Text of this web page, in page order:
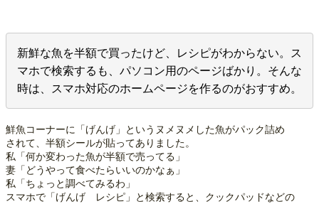
新鮮な魚を半額で買ったけど、レシピがわからない。ス
マホで検索するも、パソコン用のページばかり。そんな
時は、スマホ対応のホームページを作るのがおすすめ。
鮮魚コーナーに「げんげ」というヌメヌメした魚がパック詰め
されて、半額シールが貼ってありました。
私「何か変わった魚が半額で売ってる」
妻「どうやって食べたらいいのかなぁ」
私「ちょっと調べてみるわ」
スマホで「げんげ レシピ」と検索すると、クックパッドなどの